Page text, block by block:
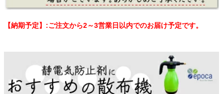
【納期予定】:ご注文から2～3営業日以内でのお届け予定です。